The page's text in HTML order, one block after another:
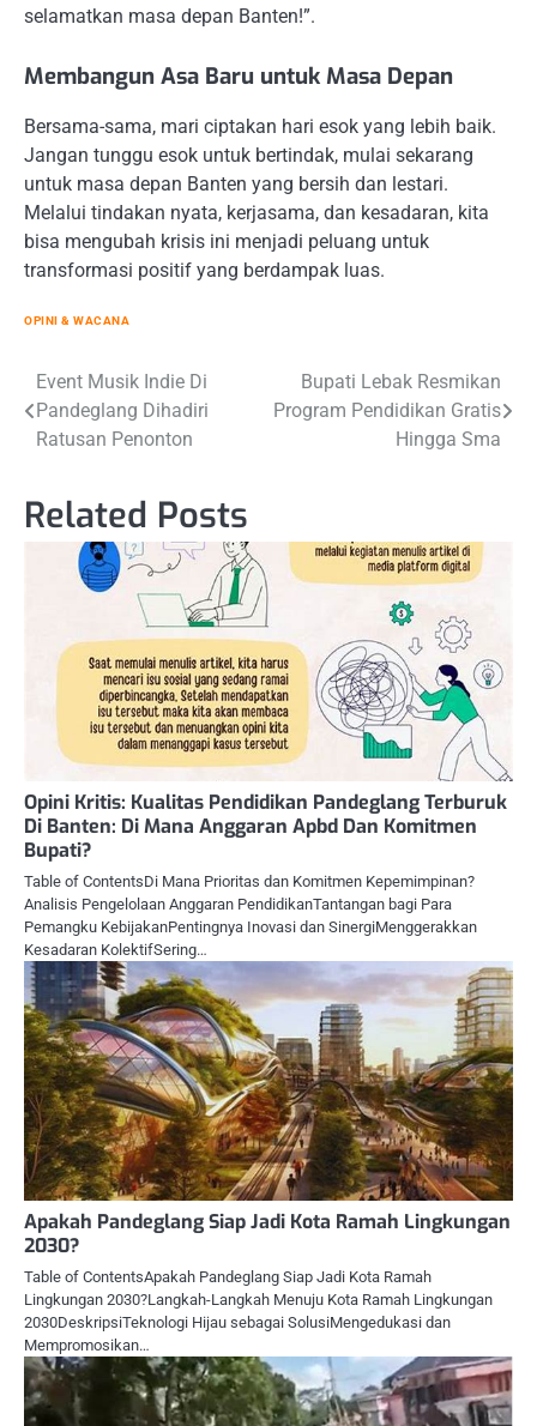
selamatkan masa depan Banten!”.
Membangun Asa Baru untuk Masa Depan
Bersama-sama, mari ciptakan hari esok yang lebih baik.
Jangan tunggu esok untuk bertindak, mulai sekarang
untuk masa depan Banten yang bersih dan lestari.
Melalui tindakan nyata, kerjasama, dan kesadaran, kita
bisa mengubah krisis ini menjadi peluang untuk
transformasi positif yang berdampak luas.
OPINI & WACANA
Post
navigation
Event Musik Indie Di
Pandeglang Dihadiri
Ratusan Penonton
Bupati Lebak Resmikan
Program Pendidikan Gratis
Hingga Sma
Related Posts
Opini Kritis: Kualitas Pendidikan Pandeglang Terburuk
Di Banten: Di Mana Anggaran Apbd Dan Komitmen
Bupati?
Table of ContentsDi Mana Prioritas dan Komitmen Kepemimpinan?
Analisis Pengelolaan Anggaran PendidikanTantangan bagi Para
Pemangku KebijakanPentingnya Inovasi dan SinergiMenggerakkan
Kesadaran KolektifSering…
Apakah Pandeglang Siap Jadi Kota Ramah Lingkungan
2030?
Table of ContentsApakah Pandeglang Siap Jadi Kota Ramah
Lingkungan 2030?Langkah-Langkah Menuju Kota Ramah Lingkungan
2030DeskripsiTeknologi Hijau sebagai SolusiMengedukasi dan
Mempromosikan…